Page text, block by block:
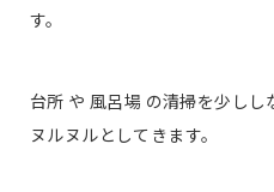
す。
台所 や 風呂場 の清掃を少しし
ヌルヌルとしてきます。